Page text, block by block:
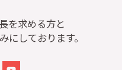
を求める方と
にしております。